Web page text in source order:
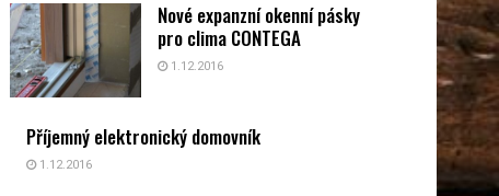
Nové expanzní okenní pásky
pro clima CONTEGA
1.12.2016
Příjemný elektronický domovník
1.12.2016